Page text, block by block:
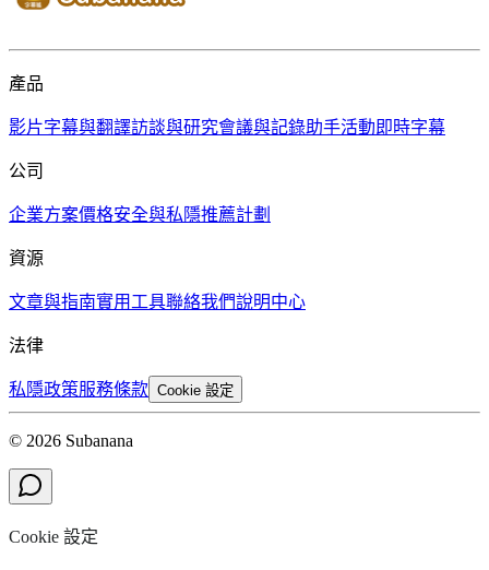
產品
影片字幕與翻譯訪談與研究會議與記錄助手活動即時字幕
公司
企業方案價格安全與私隱推薦計劃
資源
文章與指南實用工具聯絡我們說明中心
法律
私隱政策服務條款 Cookie 設定
© 2026 Subanana
Cookie 設定